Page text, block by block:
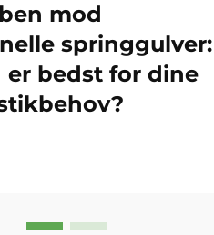
mod
springgulver:
er bedst for dine